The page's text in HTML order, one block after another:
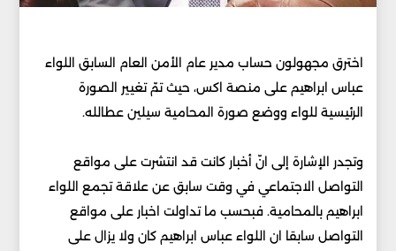
اخترق مجهولون حساب مدير عام الأمن العام السابق اللواء
عباس ابراهيم على منصة اكس، حيث تمّ تغيير الصورة
الرئيسية للواء ووضع صورة المحامية سيلين عطالله.
وتجدر الإشارة إلى انّ أخبار كانت قد انتشرت على مواقع
التواصل الاجتماعي في وقت سابق عن علاقة تجمع اللواء
ابراهيم بالمحامية. فبحسب ما تداولت اخبار على مواقع
التواصل سابقا ان اللواء عباس ابراهيم كان ولا يزال على